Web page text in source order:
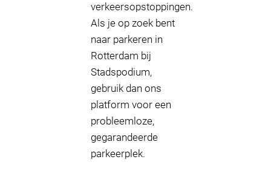
verkeersopstoppingen.
Als je op zoek bent
naar parkeren in
Rotterdam bij
Stadspodium,
gebruik dan ons
platform voor een
probleemloze,
gegarandeerde
parkeerplek.